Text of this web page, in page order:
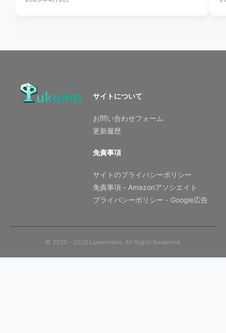
サイトについて
お問い合わせフォーム
更新履歴
免責事項
サイトのプライバシーポリシー
免責事項 - Amazonアソシエイト
プライバシーポリシー - Google広告
© 2025 - 2026 LumenHero. All Rights Reserved.